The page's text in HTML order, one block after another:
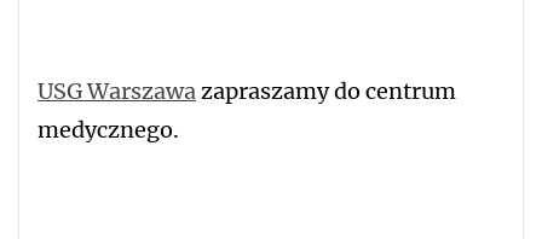
USG Warszawazapraszamy do centrum
medycznego.